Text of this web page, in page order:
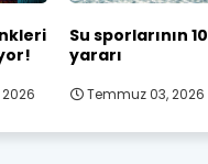
Su sporlarının 10
yararı
Temmuz 03, 2026